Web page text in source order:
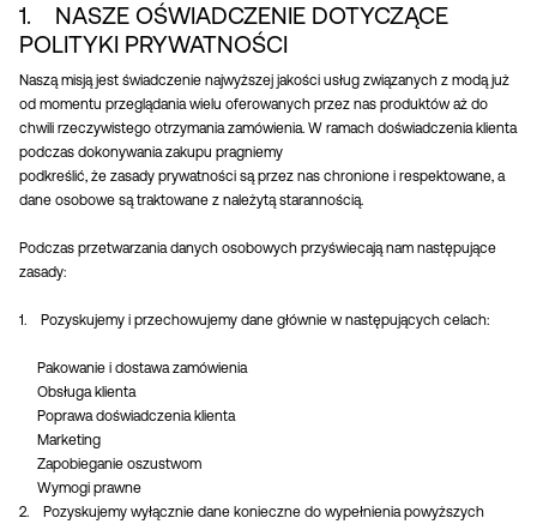
1. NASZE OŚWIADCZENIE DOTYCZĄCE
POLITYKI PRYWATNOŚCI
Naszą misją jest świadczenie najwyższej jakości usług związanych z modą już
od momentu przeglądania wielu oferowanych przez nas produktów aż do
chwili rzeczywistego otrzymania zamówienia. W ramach doświadczenia klienta
podczas dokonywania zakupu pragniemy
podkreślić, że zasady prywatności są przez nas chronione i respektowane, a
dane osobowe są traktowane z należytą starannością.
Podczas przetwarzania danych osobowych przyświecają nam następujące
zasady:
1. Pozyskujemy i przechowujemy dane głównie w następujących celach:
Pakowanie i dostawa zamówienia
Obsługa klienta
Poprawa doświadczenia klienta
Marketing
Zapobieganie oszustwom
Wymogi prawne
2. Pozyskujemy wyłącznie dane konieczne do wypełnienia powyższych